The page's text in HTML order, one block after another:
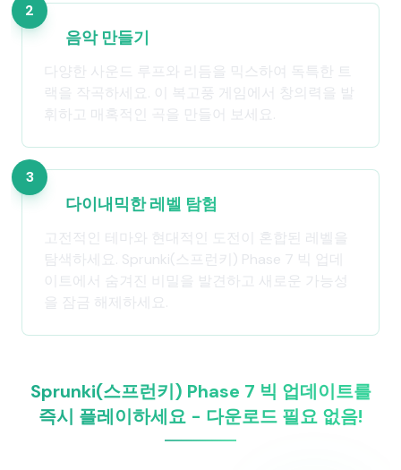
2
음악 만들기
다양한 사운드 루프와 리듬을 믹스하여 독특한 트
랙을 작곡하세요. 이 복고풍 게임에서 창의력을 발
휘하고 매혹적인 곡을 만들어 보세요.
3
다이내믹한 레벨 탐험
고전적인 테마와 현대적인 도전이 혼합된 레벨을
탐색하세요. Sprunki(스프런키) Phase 7 빅 업데
이트에서 숨겨진 비밀을 발견하고 새로운 가능성
을 잠금 해제하세요.
Sprunki(스프런키) Phase 7 빅 업데이트를
즉시 플레이하세요 - 다운로드 필요 없음!